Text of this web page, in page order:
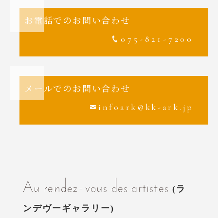
お電話でのお問い合わせ
075-821-7200
メールでのお問い合わせ
infoark@kk-ark.jp
Au rendez-vous des artistes